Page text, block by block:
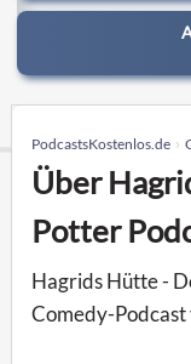
PodcastsKostenlos.de
Über
Potter
Hagrids Hütte -
Comedy-